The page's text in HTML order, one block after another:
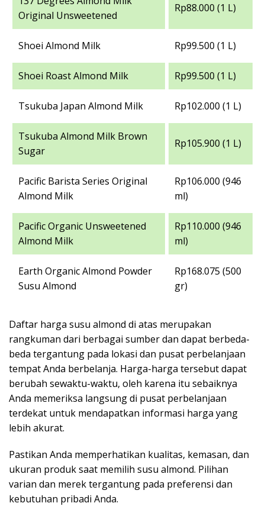
Original Unsweetened
Rp88.000 (1 L)
Shoei Almond Milk Rp99.500 (1 L)
Shoei Roast Almond Milk Rp99.500 (1 L)
Tsukuba Japan Almond Milk Rp102.000 (1 L)
Tsukuba Almond Milk Brown
Sugar
Rp105.900 (1 L)
Pacific Barista Series Original
Almond Milk
Rp106.000 (946
ml)
Pacific Organic Unsweetened
Almond Milk
Rp110.000 (946
ml)
Earth Organic Almond Powder
Susu Almond
Rp168.075 (500
gr)
Daftar harga susu almond di atas merupakan
rangkuman dari berbagai sumber dan dapat berbeda-
beda tergantung pada lokasi dan pusat perbelanjaan
tempat Anda berbelanja. Harga-harga tersebut dapat
berubah sewaktu-waktu, oleh karena itu sebaiknya
Anda memeriksa langsung di pusat perbelanjaan
terdekat untuk mendapatkan informasi harga yang
lebih akurat.
Pastikan Anda memperhatikan kualitas, kemasan, dan
ukuran produk saat memilih susu almond. Pilihan
varian dan merek tergantung pada preferensi dan
kebutuhan pribadi Anda.